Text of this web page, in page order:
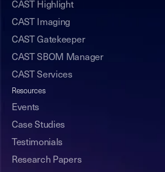
CAST Highlight
CAST Imaging
CAST Gatekeeper
CAST SBOM Manager
CAST Services
Resources
Events
Case Studies
Testimonials
Research Papers